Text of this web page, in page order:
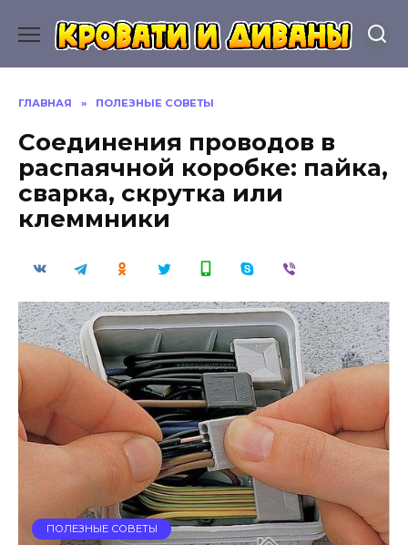
содержанию
ГЛАВНАЯ » ПОЛЕЗНЫЕ СОВЕТЫ
Соединения проводов в
распаячной коробке: пайка,
сварка, скрутка или
клеммники
ПОЛЕЗНЫЕ СОВЕТЫ